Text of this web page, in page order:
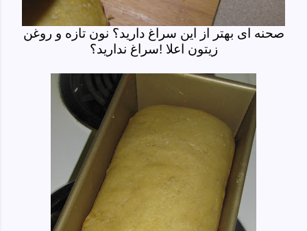
صحنه ای بهتر از این سراغ دارید؟ نون تازه و روغن
زیتون اعلا !سراغ ندارید؟